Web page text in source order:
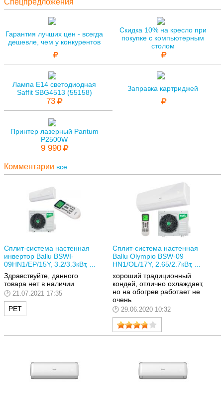
Гарантия лучших цен - всегда
дешевле, чем у конкурентов
Скидка 10% на кресло при
покупке с компьютерным
столом
Лампа E14 светодиодная
Saffit SBG4513 (55158)
73
Заправка картриджей
Принтер лазерный Pantum
P2500W
9 990
Комментарии все
Сплит-система настенная
инвертор Ballu BSWI-
09HN1/EP/15Y, 3.2/3.3кВт, ...
Здравствуйте, данного
товара нет в наличии
21.07.2021 17:35
РЕТ
Сплит-система настенная
Ballu Olympio BSW-09
HN1/OL/17Y, 2.65/2.7кВт, ...
хороший традиционный
кондей, отлично охлаждает,
но на обогрев работает не
очень
29.06.2020 10:32